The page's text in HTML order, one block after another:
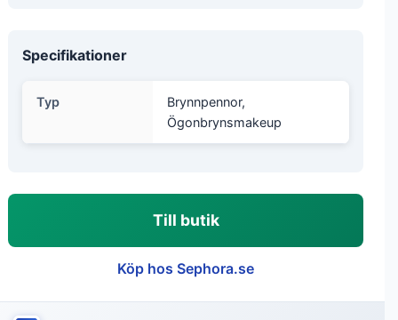
Specifikationer
Typ
Brynnpennor,
Ögonbrynsmakeup
Till butik
Köp hos Sephora.se